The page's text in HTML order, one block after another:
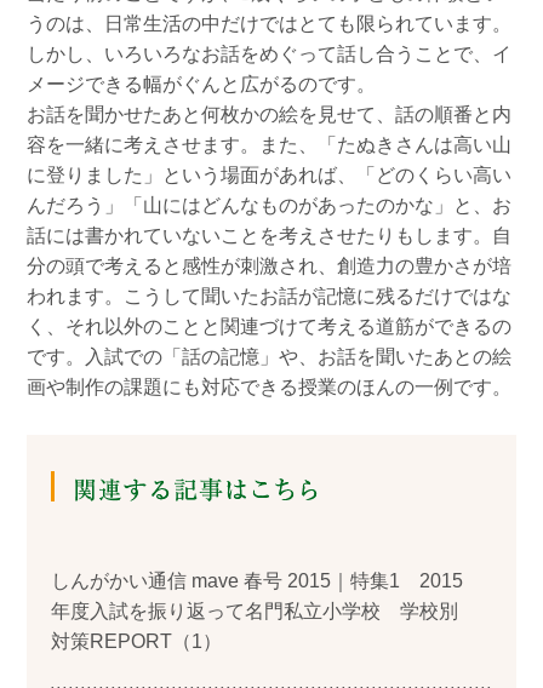
うのは、日常生活の中だけではとても限られています。
しかし、いろいろなお話をめぐって話し合うことで、イ
メージできる幅がぐんと広がるのです。
お話を聞かせたあと何枚かの絵を見せて、話の順番と内
容を一緒に考えさせます。また、「たぬきさんは高い山
に登りました」という場面があれば、「どのくらい高い
んだろう」「山にはどんなものがあったのかな」と、お
話には書かれていないことを考えさせたりもします。自
分の頭で考えると感性が刺激され、創造力の豊かさが培
われます。こうして聞いたお話が記憶に残るだけではな
く、それ以外のことと関連づけて考える道筋ができるの
です。入試での「話の記憶」や、お話を聞いたあとの絵
画や制作の課題にも対応できる授業のほんの一例です。
しんがかい通信 mave 春号 2015｜特集1 2015
年度入試を振り返って名門私立小学校 学校別
対策REPORT（1）